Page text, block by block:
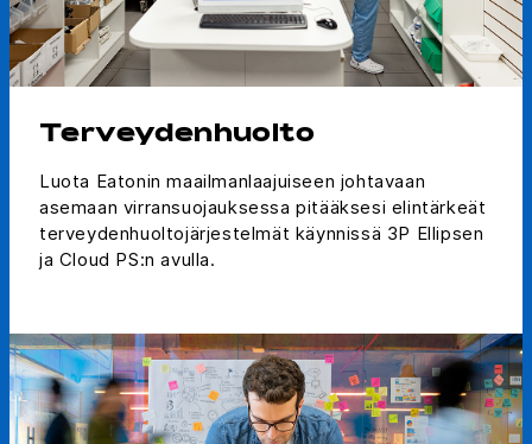
Terveydenhuolto
Luota Eatonin maailmanlaajuiseen johtavaan
asemaan virransuojauksessa pitääksesi elintärkeät
terveydenhuoltojärjestelmät käynnissä 3P Ellipsen
ja Cloud PS:n avulla.